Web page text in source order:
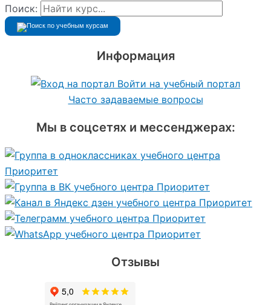
Поиск:
Информация
Войти на учебный портал
Часто задаваемые вопросы
Мы в соцсетях и мессенджерах:
Отзывы